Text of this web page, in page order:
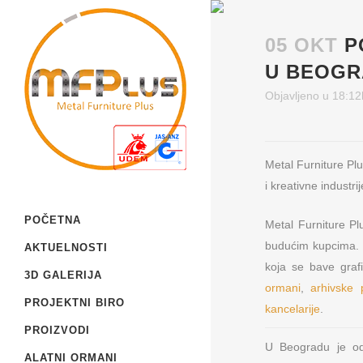
POČETNA
AKTUELNOSTI
3D GALERIJA
PROJEKTNI BIRO
PROIZVODI
ALATNI ORMANI
05 OKT
U
Objavljeno u
Metal Furniture
i kreativne
Metal Furniture
budućim
koja se bave
ormani ,arhivske
kancelarije
U Beogradu je